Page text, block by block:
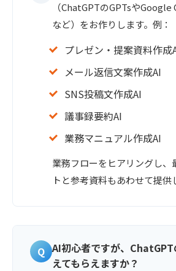
（ChatGPTのGPTsや
など）をお作りします。例：
プレゼン・提案資料作成
メール返信文案作成AI
SNS投稿文作成AI
議事録要約AI
業務マニュアル作成AI
業務フローをヒアリングし、
トと参考資料もあわせて提供
AI初心者ですが、
えてもらえますか？